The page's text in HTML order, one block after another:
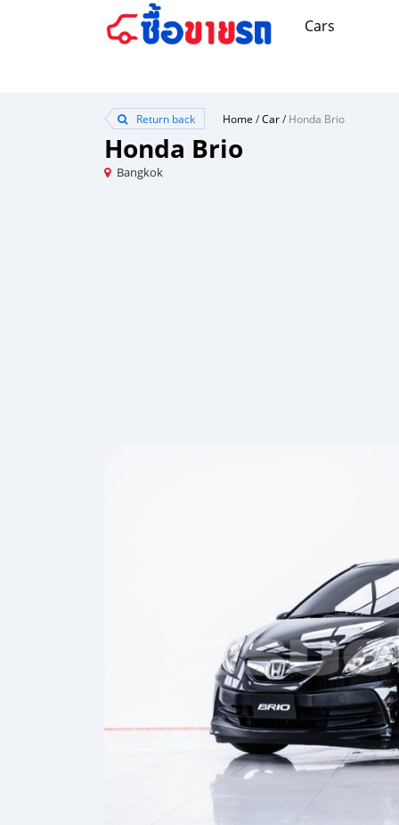
Cars
Return back Home /Car/Honda Brio
Honda Brio
Bangkok